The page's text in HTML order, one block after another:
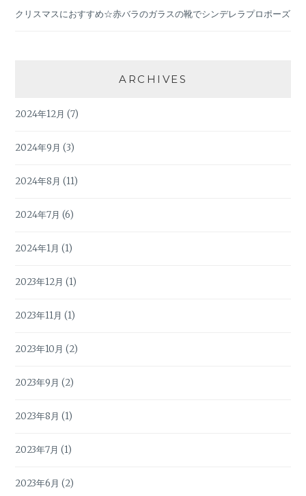
クリスマスにおすすめ☆赤バラのガラスの靴でシンデレラプロポーズ
ARCHIVES
2024年12月 (7)
2024年9月 (3)
2024年8月 (11)
2024年7月 (6)
2024年1月 (1)
2023年12月 (1)
2023年11月 (1)
2023年10月 (2)
2023年9月 (2)
2023年8月 (1)
2023年7月 (1)
2023年6月 (2)